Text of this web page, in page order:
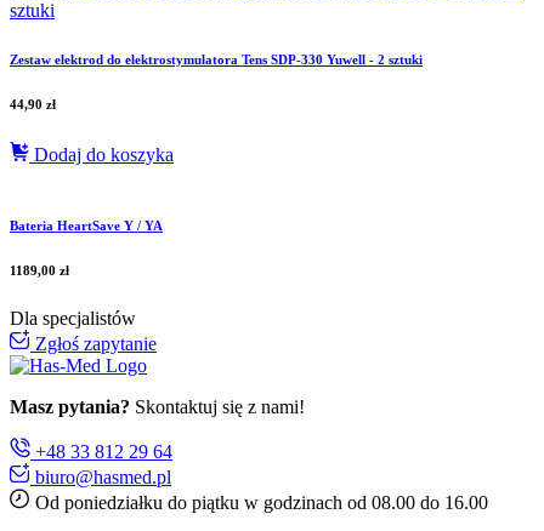
Zestaw elektrod do elektrostymulatora Tens SDP-330 Yuwell - 2 sztuki
44,90 zł
Dodaj do koszyka
Bateria HeartSave Y / YA
1189,00 zł
Dla specjalistów
Zgłoś zapytanie
Masz pytania? Skontaktuj się z nami!
+48 33 812 29 64
biuro@hasmed.pl
Od poniedziałku do piątku w godzinach od 08.00 do 16.00